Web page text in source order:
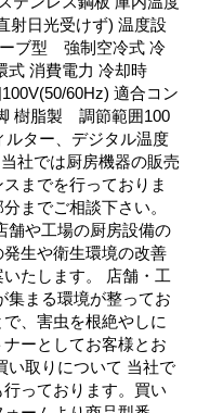
日光受けず) 温度設
ブ型 強制空冷式 冷
消費電力 冷却時
60Hz) 適合コン
樹脂製 調節範囲100
ルター、デジタル温度
社では厨房機器の販売
までを行っておりま
までご相談下さい。
舗や工場の厨房設備の
生や衛生環境の改善
たします。 店舗・工
集まる環境が整ってお
、害虫を根絶やしに
ーとしてお客様とお
い取りについて 当社で
っております。買い